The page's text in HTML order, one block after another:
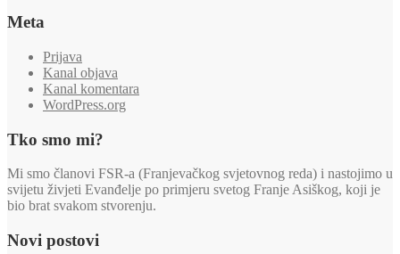
Meta
Prijava
Kanal objava
Kanal komentara
WordPress.org
Tko smo mi?
Mi smo članovi FSR-a (Franjevačkog svjetovnog reda) i nastojimo u
svijetu živjeti Evanđelje po primjeru svetog Franje Asiškog, koji je
bio brat svakom stvorenju.
Novi postovi